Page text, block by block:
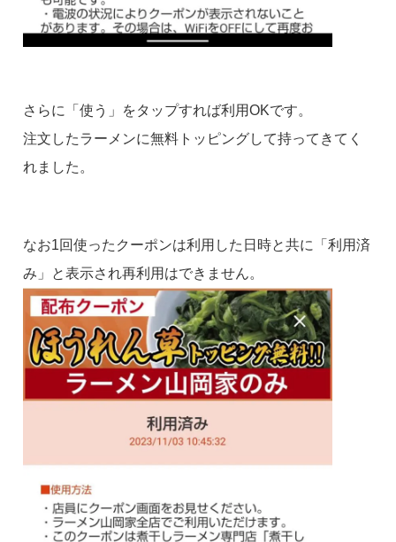
さらに「使う」をタップすれば利用OKです。
注文したラーメンに無料トッピングして持ってきてく
れました。
なお1回使ったクーポンは利用した日時と共に「利用済
み」と表示され再利用はできません。